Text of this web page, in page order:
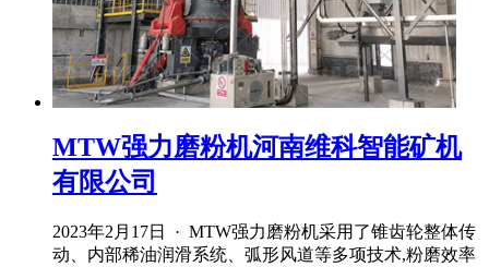
MTW强力磨粉机河南维科智能矿机
有限公司
2023年2月17日 · MTW强力磨粉机采用了锥齿轮整体传
动、内部稀油润滑系统、弧形风道等多项技术,粉磨效率